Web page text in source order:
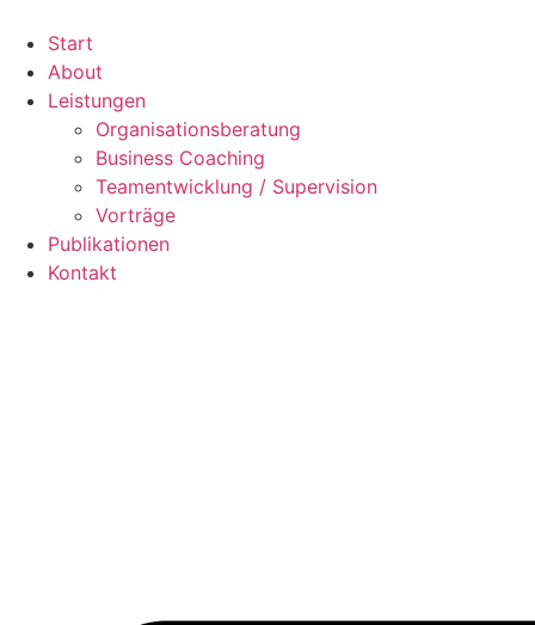
Inhalt
springen
Start
About
Leistungen
Organisationsberatung
Business Coaching
Teamentwicklung / Supervision
Vorträge
Publikationen
Kontakt